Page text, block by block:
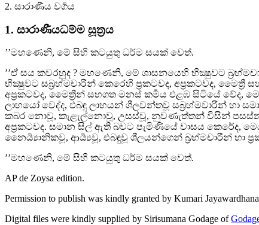
2. සාරාණීය වර්‍ගය
1. සාරාණීයධම්ම සූත්‍රය
’’මහණෙනි, මේ සිහි කටයුතු ධර්ම සයක් වෙත්.
’’ඒ සය කවරහුද ? මහණෙනි, මේ ශාසනයෙහි භික්‍ෂුවට
භික්‍ෂුවට සබ්‍රහ්මචාරීන් කෙරෙහි ප්‍රකටවද, අප්‍රකටවද,
අප්‍රකටවද, මෛත්‍රීන් සහගත මනස් කර්‍මය එළඹ සිටියේ වේද,
ලාභයෝ වෙද්ද, එබඳු ලාභයන් ශීලවන්තවූ සබ්‍රහ්මවාරීන්
කබර නොවූ, කැළැල්නොවූ, උසස්වූ, නුවණැත්තන් විසින්
අප්‍රකටවද. සමාන සිල් ඇති බවට පැමිණියේ වාසය
නෛර්‍ය්‍යානිකවූ, ආර්‍ය්‍යවූ, එබඳුවූ ශීලයන්ගෙන් බ්‍රහ්මචාරීන් හා
’’මහණෙනි, මේ සිහි කටයුතු ධර්ම සයක් වෙත්.
AP de Zoysa edition.
Permission to publish was kindly granted by Kumari
Digital files were kindly supplied by Sirisumana Godage of